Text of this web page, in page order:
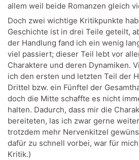
allem weil beide Romanzen gleich
Doch zwei wichtige Kritikpunkte
Geschichte ist in drei Teile geteilt,
der Handlung fand ich ein wenig
viel passiert; dieser Teil lebt vor
Charaktere und deren Dynamiken.
ich den ersten und letzten Teil der
Drittel bzw. ein Fünftel der
doch die Mitte schaffte es nicht
halten. Dadurch, dass mir die
bereiteten, las ich zwar gerne
trotzdem mehr Nervenkitzel
dafür zu schnell vorbei, war für
Kritik.)